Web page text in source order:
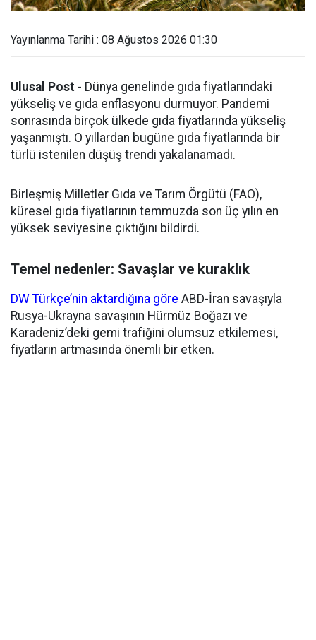
Yayınlanma Tarihi : 08 Ağustos 2026 01:30
Ulusal Post - Dünya genelinde gıda fiyatlarındaki
yükseliş ve gıda enflasyonu durmuyor. Pandemi
sonrasında birçok ülkede gıda fiyatlarında yükseliş
yaşanmıştı. O yıllardan bugüne gıda fiyatlarında bir
türlü istenilen düşüş trendi yakalanamadı.
Birleşmiş Milletler Gıda ve Tarım Örgütü (FAO),
küresel gıda fiyatlarının temmuzda son üç yılın en
yüksek seviyesine çıktığını bildirdi.
Temel nedenler: Savaşlar ve kuraklık
DW Türkçe’nin aktardığına göre ABD-İran savaşıyla
Rusya-Ukrayna savaşının Hürmüz Boğazı ve
Karadeniz’deki gemi trafiğini olumsuz etkilemesi,
fiyatların artmasında önemli bir etken.